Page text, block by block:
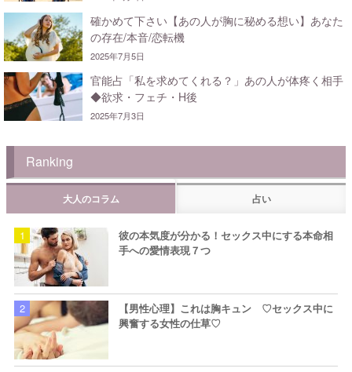
確かめて下さい【あの人が胸に秘める想い】あなた
の存在/本音/恋転機
2025年7月5日
官能占「私を求めてくれる？」あの人が体疼く相手
◆欲求・フェチ・H後
2025年7月3日
Ranking
大人のコラム 占い
彼の本気度が分かる！セックス中にする本命相
手への愛情表現７つ
【男性心理】これは胸キュン ♡セックス中に
興奮する女性の仕草♡